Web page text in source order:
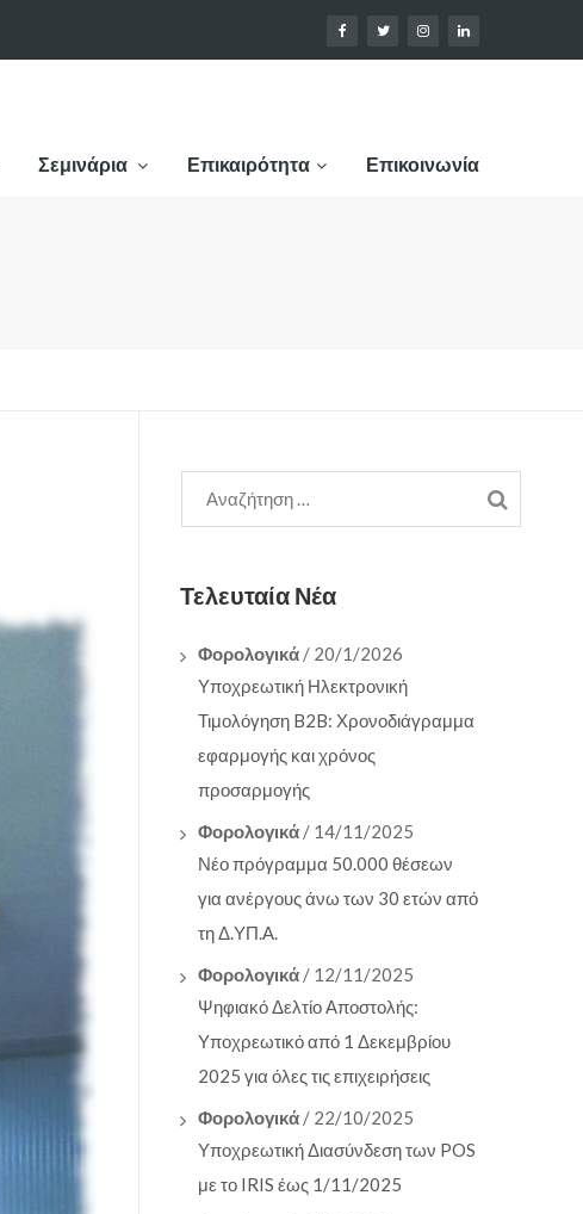
Σεμινάρια Επικαιρότητα Επικοινωνία
Τελευταία Νέα
Φορολογικά / 20/1/2026
Υποχρεωτική Ηλεκτρονική
Τιμολόγηση B2B: Χρονοδιάγραμμα
εφαρμογής και χρόνος
προσαρμογής
Φορολογικά / 14/11/2025
Νέο πρόγραμμα 50.000 θέσεων
για ανέργους άνω των 30 ετών από
τη Δ.ΥΠ.Α.
Φορολογικά / 12/11/2025
Ψηφιακό Δελτίο Αποστολής:
Υποχρεωτικό από 1 Δεκεμβρίου
2025 για όλες τις επιχειρήσεις
Φορολογικά / 22/10/2025
Υποχρεωτική Διασύνδεση των POS
με το IRIS έως 1/11/2025